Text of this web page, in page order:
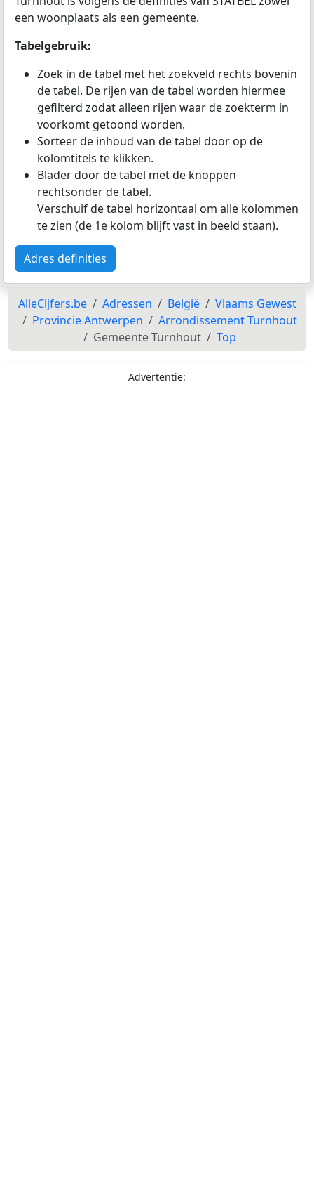
een woonplaats als een gemeente.
Tabelgebruik:
Zoek in de tabel met het zoekveld rechts bovenin
de tabel. De rijen van de tabel worden hiermee
gefilterd zodat alleen rijen waar de zoekterm in
voorkomt getoond worden.
Sorteer de inhoud van de tabel door op de
kolomtitels te klikken.
Blader door de tabel met de knoppen
rechtsonder de tabel.
Verschuif de tabel horizontaal om alle kolommen
te zien (de 1e kolom blijft vast in beeld staan).
Adres definities
AlleCijfers.be Adressen België
Vlaams Gewest
Provincie Antwerpen
Arrondissement Turnhout
Gemeente Turnhout
Top
Advertentie: